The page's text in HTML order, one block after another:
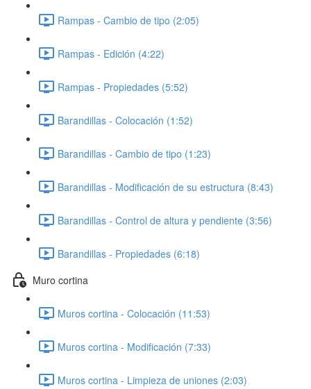
Rampas - Cambio de tipo (2:05)
Rampas - Edición (4:22)
Rampas - Propiedades (5:52)
Barandillas - Colocación (1:52)
Barandillas - Cambio de tipo (1:23)
Barandillas - Modificación de su estructura (8:43)
Barandillas - Control de altura y pendiente (3:56)
Barandillas - Propiedades (6:18)
Muro cortina
Muros cortina - Colocación (11:53)
Muros cortina - Modificación (7:33)
Muros cortina - Limpieza de uniones (2:03)